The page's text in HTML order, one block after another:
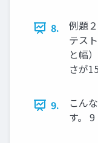
8.
例題
テス
と幅
さが
9.
こん
す。 9